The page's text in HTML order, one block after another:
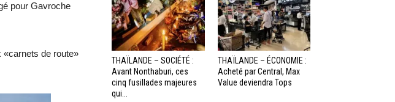
pour Gavroche
«carnets de route»
THAÏLANDE – SOCIÉTÉ :
Avant Nonthaburi, ces
cinq fusillades majeures
qui...
THAÏLANDE – ÉCONOMIE :
Acheté par Central, Max
Value deviendra Tops